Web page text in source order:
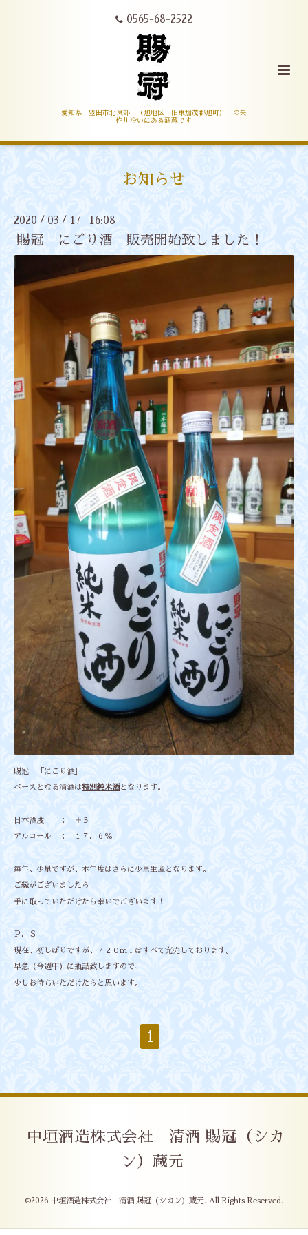
0565-68-2522
愛知県 豊田市北東部 （旭地区 旧東加茂郡旭町） の矢
作川沿いにある酒蔵です
お知らせ
2020 / 03 / 17 16:08
賜冠 にごり酒 販売開始致しました！
賜冠 「にごり酒」
ベースとなる清酒は特別純米酒となります。
日本酒度 ： ＋３
アルコール ： １７．６％
毎年、少量ですが、本年度はさらに少量生産となります。
ご縁がございましたら
手に取っていただけたら幸いでございます！
Ｐ．Ｓ
現在、初しぼりですが、７２０ｍｌはすべて完売しております。
早急（今週中）に瓶詰致しますので、
少しお待ちいただけたらと思います。
1
中垣酒造株式会社 清酒 賜冠（シカ
ン）蔵元
©2026 中垣酒造株式会社 清酒 賜冠（シカン）蔵元. All Rights Reserved.